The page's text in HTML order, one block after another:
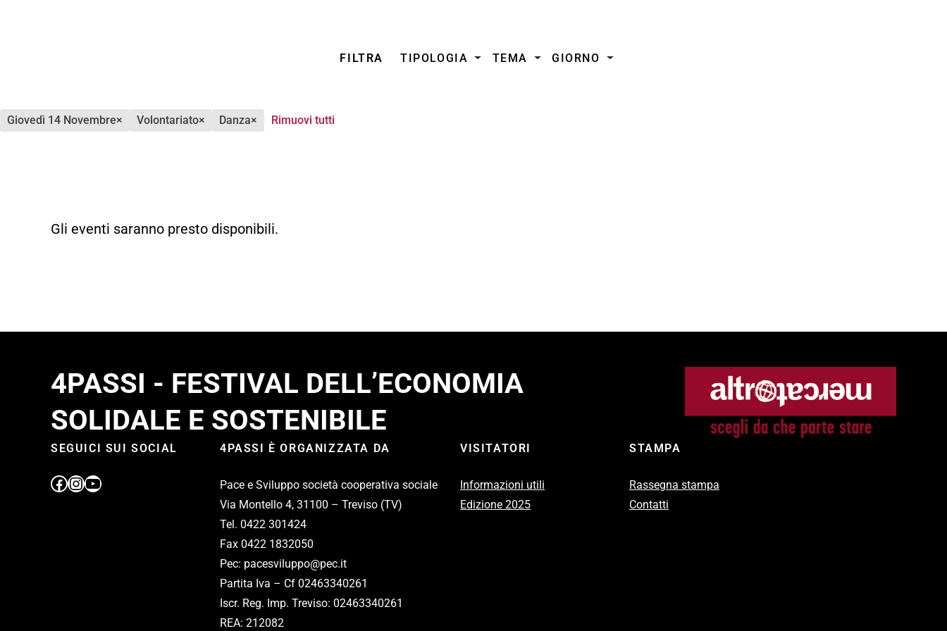
FILTRA TIPOLOGIA TEMA GIORNO
giovedì 14 Novembre× volontariato× danza× Rimuovi tutti
Gli eventi saranno presto disponibili.
4PASSI - FESTIVAL DELL’ECONOMIA
SOLIDALE E SOSTENIBILE
SEGUICI SUI SOCIAL 4PASSI È ORGANIZZATA DA
Pace e Sviluppo società cooperativa sociale
Via Montello 4, 31100 – Treviso (TV)
Tel. 0422 301424
Fax 0422 1832050
Pec: pacesviluppo@pec.it
Partita Iva – Cf 02463340261
Iscr. Reg. Imp. Treviso: 02463340261
REA: 212082
VISITATORI
Informazioni utili
Edizione 2025
STAMPA
Rassegna stampa
Contatti